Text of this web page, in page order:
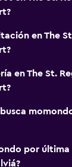
en The
en The St.
por última